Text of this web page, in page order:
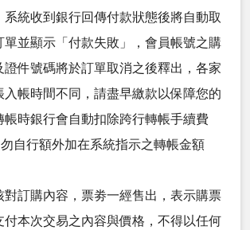
系統收到銀行回傳付款狀態後將自動取
單並顯示「付款失敗」，會員帳號之購
證件號碼將於訂單取消之後釋出，各家
入帳時間不同，請盡早繳款以保障您的
帳時銀行會自動扣除跨行轉帳手續費
自行額外加在系統指示之轉帳金額
對訂購內容，票劵一經售出，表示購票
付本次交易之內容與價格，不得以任何